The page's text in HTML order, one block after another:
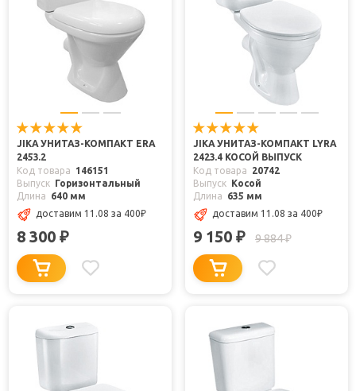
JIKA УНИТАЗ-КОМПАКТ ERA
2453.2
Код товара
146151
Выпуск Горизонтальный
Длина
640 мм
доставим 11.08 за 400₽
8 300 ₽
JIKA УНИТАЗ-КОМПАКТ LYRA
2423.4 КОСОЙ ВЫПУСК
Код товара
20742
Выпуск Косой
Длина
635 мм
доставим 11.08 за 400₽
9 150 ₽ 9 884₽